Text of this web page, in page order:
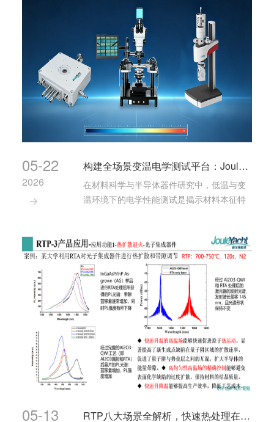
仪、椭偏仪、XRD、显微镜、荧光分光光度
05-22
2026

构建全场景变温电学测试平台：JouleYacht冷热台、探针台、液氮低温恒温器
在材料科学与半导体器件研究中，低温与变
温环境下的电学性能测试是揭示材料本征特
响应，还是评估GaN、SiC等功率器件在极端
环境下的表现，稳定、可控、高精度的变温
测试···
05-13 RTP八大场景全解析，快速热处理在第二代半导体中的应用！